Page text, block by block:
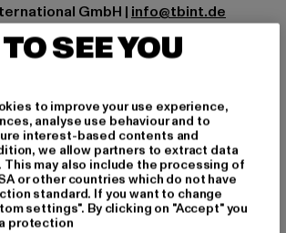
GmbH | info@tbint.de
Straße 7 | 64372 Ober-Ramstadt |
& PASSFORM
SEE YOU
to improve your use experience,
analyse use behaviour and to
interest-based contents and
we allow partners to extract data
may also include the processing of
or other countries which do not have
standard. If you want to change
settings". By clicking on "Accept" you
protection